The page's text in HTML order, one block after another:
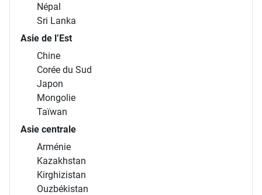
Népal
Sri Lanka
Asie de l’Est
Chine
Corée du Sud
Japon
Mongolie
Taïwan
Asie centrale
Arménie
Kazakhstan
Kirghizistan
Ouzbékistan